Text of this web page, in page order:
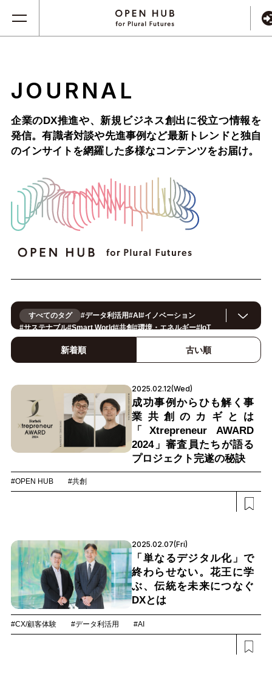
JOURNAL
企業のDX推進や、新規ビジネス創出に役立つ情報を
発信。有識者対談や先進事例など最新トレンドと独自
のインサイトを網羅した多様なコンテンツをお届け。
すべてのタグ #データ利活用#AI#イノベーション
#サステナブル#Smart World#共創#環境・エネルギー#IoT
#スマートシティ#事例#働き方改革#セキュリティ
CX/顧客体験#OPEN HUB
ロボティクス
カーボンニュートラル
新着順 古い順
2025.02.12(Wed)
成功事例からひも解く事
業共創のカギとは
「Xtrepreneur AWARD
2024」審査員たちが語る
プロジェクト完遂の秘訣
#OPEN HUB #共創
2025.02.07(Fri)
「単なるデジタル化」で
終わらせない。花王に学
ぶ、伝統を未来につなぐ
DXとは
#CX/顧客体験 #データ利活用 #AI